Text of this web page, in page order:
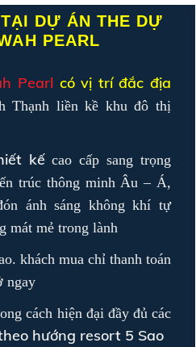
DỰ ÁN THE DỰ
PEARL
Pearl có vị trí đắc địa
Thạnh liền kề khu đô thị
kế cao cấp sang trọng
trúc thông minh Âu – Á,
ánh sáng không khí tự
mát mẻ trong lành
khách mua chỉ thanh toán
ngay
cách hiện đại đầy đủ các
hướng resort 5 Sao